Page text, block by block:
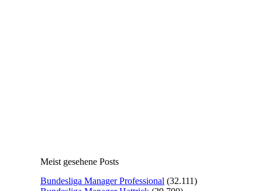
Meist gesehene Posts
Bundesliga Manager Professional (32.111)